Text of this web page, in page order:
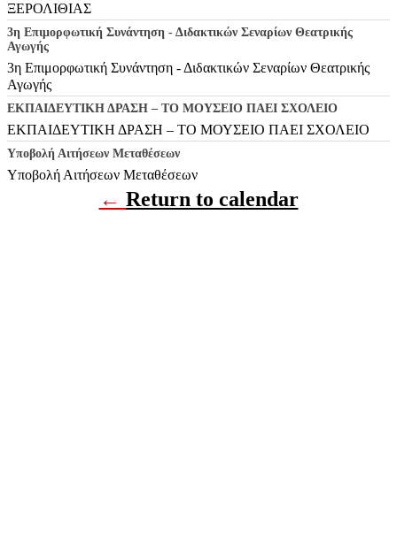
ΞΕΡΟΛΙΘΙΑΣ
3η Επιμορφωτική Συνάντηση - Διδακτικών Σεναρίων Θεατρικής
Αγωγής
3η Επιμορφωτική Συνάντηση - Διδακτικών Σεναρίων Θεατρικής
Αγωγής
ΕΚΠΑΙΔΕΥΤΙΚΗ ΔΡΑΣΗ – ΤΟ ΜΟΥΣΕΙΟ ΠΑΕΙ ΣΧΟΛΕΙΟ
ΕΚΠΑΙΔΕΥΤΙΚΗ ΔΡΑΣΗ – ΤΟ ΜΟΥΣΕΙΟ ΠΑΕΙ ΣΧΟΛΕΙΟ
Υποβολή Αιτήσεων Μεταθέσεων
Υποβολή Αιτήσεων Μεταθέσεων
← Return to calendar